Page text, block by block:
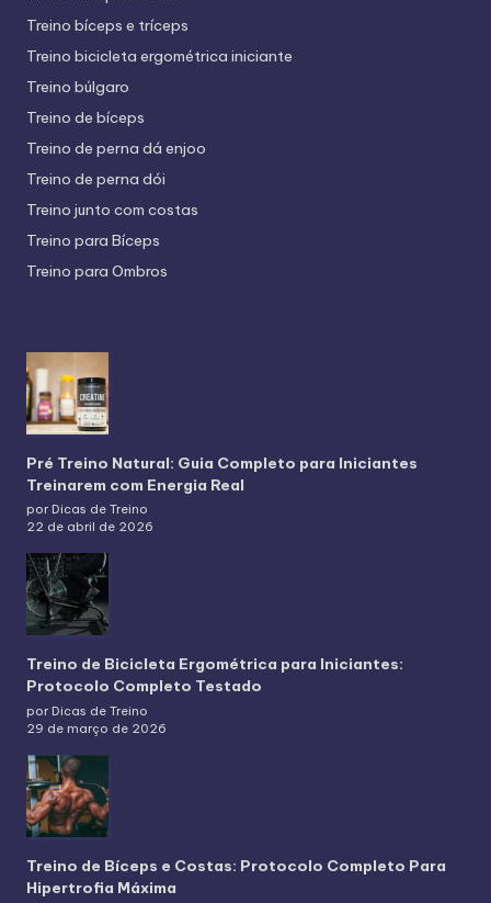
Treino bíceps e tríceps
Treino bicicleta ergométrica iniciante
Treino búlgaro
Treino de bíceps
Treino de perna dá enjoo
Treino de perna dói
Treino junto com costas
Treino para Bíceps
Treino para Ombros
Pré Treino Natural: Guia Completo para Iniciantes
Treinarem com Energia Real
por Dicas de Treino
22 de abril de 2026
Treino de Bicicleta Ergométrica para Iniciantes:
Protocolo Completo Testado
por Dicas de Treino
29 de março de 2026
Treino de Bíceps e Costas: Protocolo Completo Para
Hipertrofia Máxima